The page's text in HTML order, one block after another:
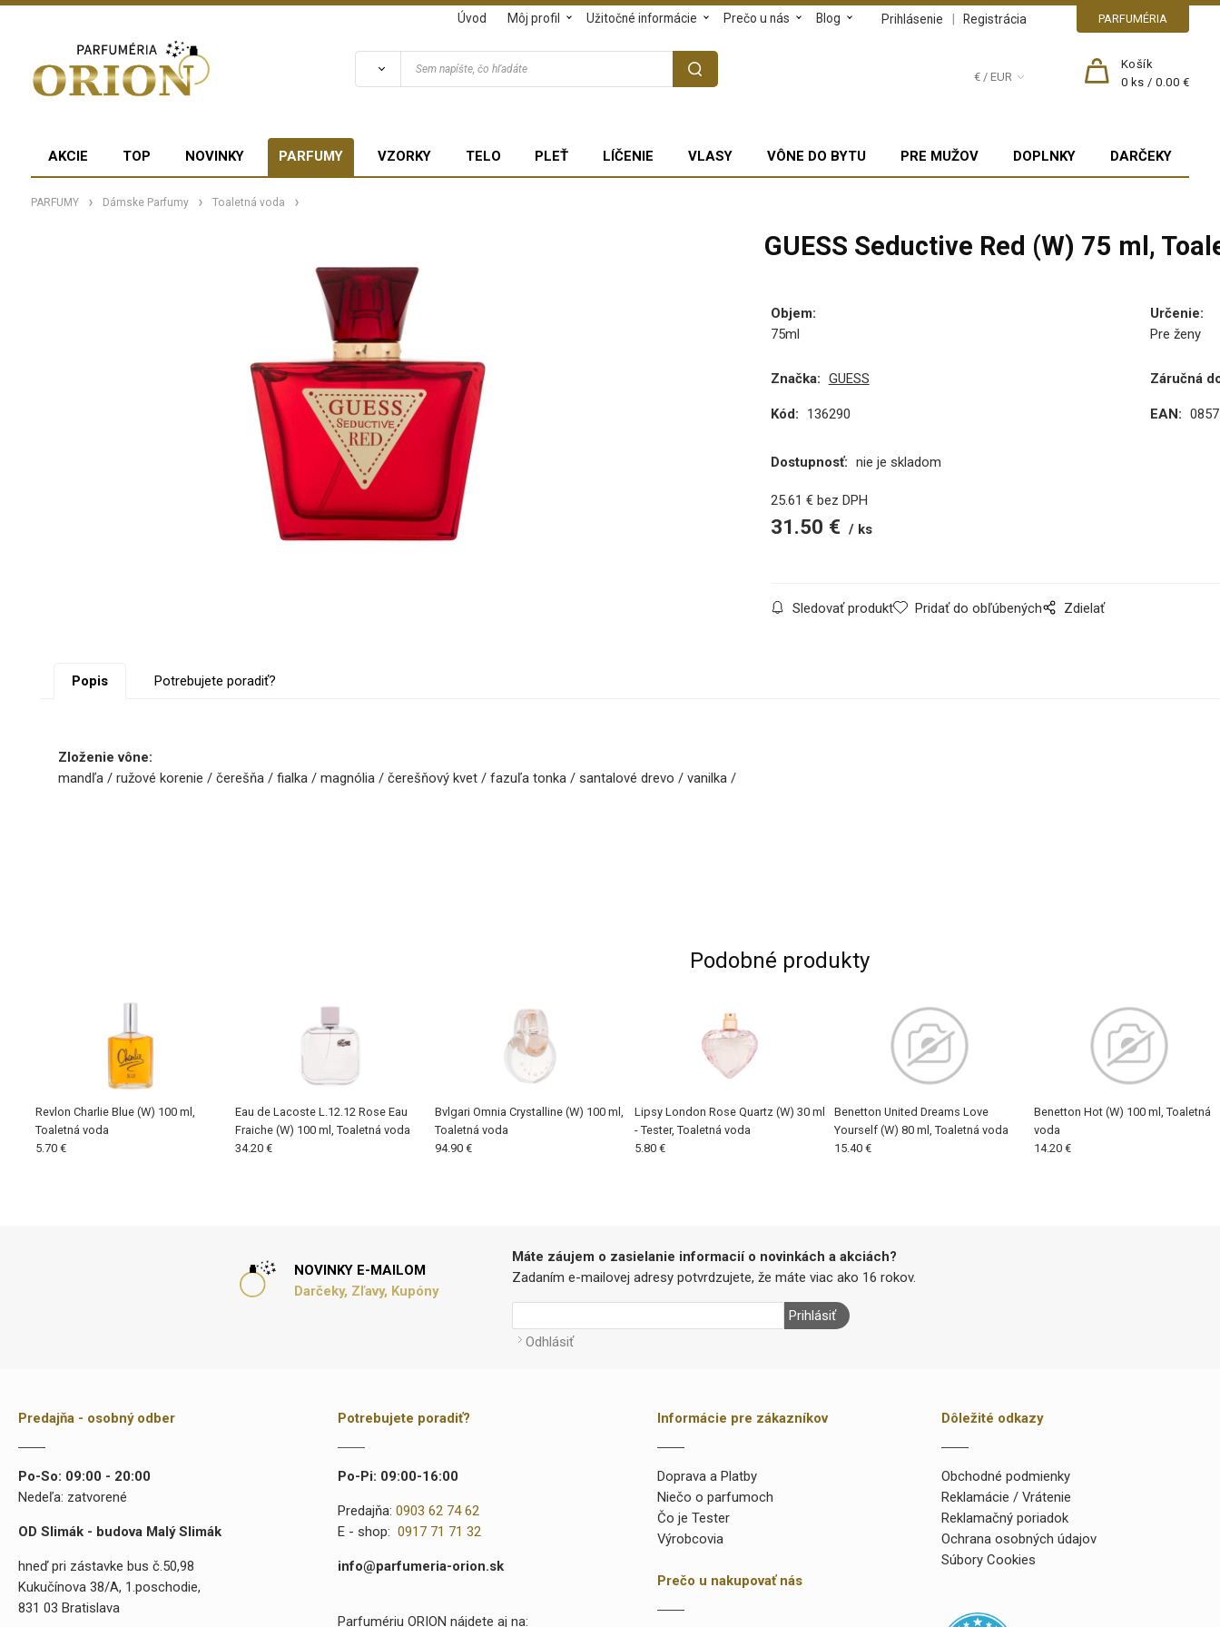
PARFUMÉRIA
Prihlásenie | Registrácia
Úvod Môj profil Užitočné informácie Prečo u nás Blog
€ / EUR
Košík
0 ks /0.00 €
AKCIE TOP NOVINKY PARFUMY VZORKY TELO PLEŤ LÍČENIE VLASY VÔNE DO BYTU PRE MUŽOV DOPLNKY DARČEKY
PARFUMY Dámske Parfumy Toaletná voda
GUESS Seductive Red (W) 75 ml,
Objem:
75ml
Určenie:
Pre ženy
Značka: GUESS Záručná
Kód: 136290 EAN:
Dostupnosť: nie je skladom
25.61 € bez DPH
31.50 € ks
Sledovať produkt Pridať do obľúbených Zdielať
Popis Potrebujete poradiť?
Zloženie vône:
mandľa / ružové korenie / čerešňa / fialka / magnólia / čerešňový kvet / fazuľa tonka / santalové drevo / vanilka /
Podobné produkty
Revlon Charlie Blue (W) 100 ml,
Toaletná voda
5.70 €
Eau de Lacoste L.12.12 Rose Eau
Fraiche (W) 100 ml, Toaletná voda
34.20 €
Bvlgari Omnia Crystalline (W) 100 ml,
Toaletná voda
94.90 €
Lipsy London Rose Quartz (W) 30 ml
- Tester, Toaletná voda
5.80 €
Benetton United Dreams Love
Yourself (W) 80 ml, Toaletná voda
15.40 €
Benetton Hot (W) 100 ml, Toaletná
voda
14.20 €
NOVINKY E-MAILOM
Darčeky, Zľavy, Kupóny
Máte záujem o zasielanie informacií o novinkách a akciách?
Zadaním e-mailovej adresy potvrdzujete, že máte viac ako 16 rokov.
Prihlásiť
Odhlásiť
Predajňa - osobný odber
Po-So: 09:00 - 20:00
Nedeľa: zatvorené
OD Slimák - budova Malý Slimák
hneď pri zástavke bus č.50,98
Kukučínova 38/A, 1.poschodie,
831 03 Bratislava
Potrebujete poradiť?
Po-Pi: 09:00-16:00
Predajňa:0903 62 74 62
E - shop:0917 71 71 32
info@parfumeria-orion.sk
Parfumériu ORION nájdete aj na:
Informácie pre zákazníkov
Doprava a Platby
Niečo o parfumoch
Čo je Tester
Výrobcovia
Prečo u nakupovať nás
Dôležité odkazy
Obchodné podmienky
Reklamácie / Vrátenie
Reklamačný poriadok
Ochrana osobných údajov
Súbory Cookies